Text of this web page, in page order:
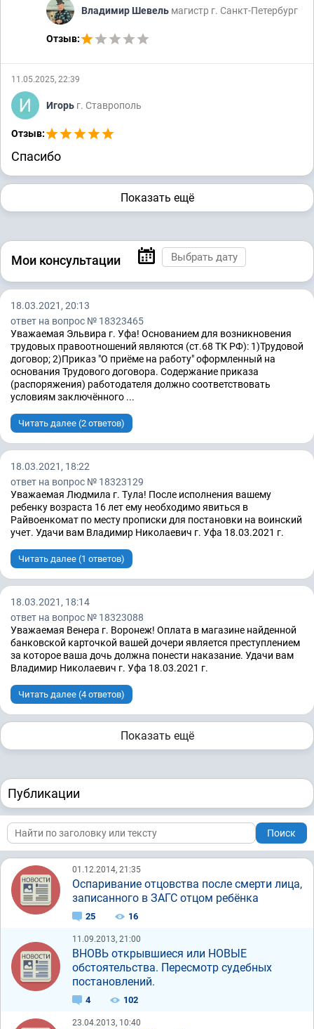
Владимир Шевель магистр г. Санкт-Петербург
Отзыв:
11.05.2025, 22:39
Игорь г. Ставрополь
Отзыв:
Спасибо
Показать ещё
Мои консультации
18.03.2021, 20:13
ответ на вопрос № 18323465
Уважаемая Эльвира г. Уфа! Основанием для возникновения
трудовых правоотношений являются (ст.68 ТК РФ): 1)Трудовой
договор; 2)Приказ "О приёме на работу" оформленный на
основания Трудового договора. Содержание приказа
(распоряжения) работодателя должно соответствовать
условиям заключённого ...
Читать далее (2 ответов)
18.03.2021, 18:22
ответ на вопрос № 18323129
Уважаемая Людмила г. Тула! После исполнения вашему
ребенку возраста 16 лет ему необходимо явиться в
Райвоенкомат по месту прописки для постановки на воинский
учет. Удачи вам Владимир Николаевич г. Уфа 18.03.2021 г.
Читать далее (1 ответов)
18.03.2021, 18:14
ответ на вопрос № 18323088
Уважаемая Венера г. Воронеж! Оплата в магазине найденной
банковской карточкой вашей дочери является преступлением
за которое ваша дочь должна понести наказание. Удачи вам
Владимир Николаевич г. Уфа 18.03.2021 г.
Читать далее (4 ответов)
Показать ещё
Публикации
Поиск
01.12.2014, 21:35
Оспаривание отцовства после смерти лица,
записанного в ЗАГС отцом ребёнка
25 16
11.09.2013, 21:00
ВНОВЬ открывшиеся или НОВЫЕ
обстоятельства. Пересмотр судебных
постановлений.
4 102
23.04.2013, 10:40